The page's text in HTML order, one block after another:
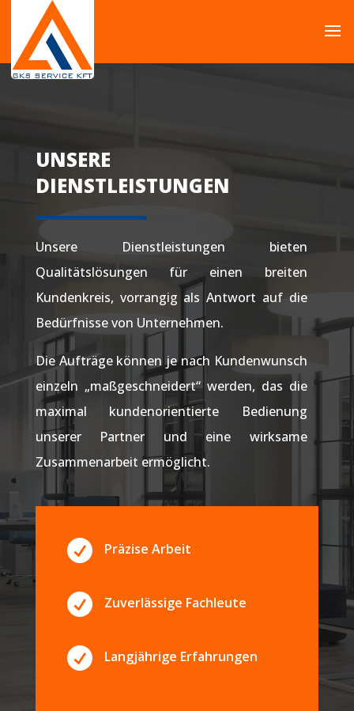
UNSERE
DIENSTLEISTUNGEN
Unsere Dienstleistungen bieten
Qualitätslösungen für einen breiten
Kundenkreis, vorrangig als Antwort auf die
Bedürfnisse von Unternehmen.
Die Aufträge können je nach Kundenwunsch
einzeln „maßgeschneidert“ werden, das die
maximal kundenorientierte Bedienung
unserer Partner und eine wirksame
Zusammenarbeit ermöglicht.
 Präzise Arbeit
 Zuverlässige Fachleute
 Langjährige Erfahrungen